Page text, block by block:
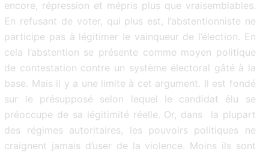
encore, répression et mépris plus que vraisemblables.
En refusant de voter, qui plus est, l’abstentionniste ne
participe pas à légitimer le vainqueur de l’élection. En
cela l’abstention se présente comme moyen politique
de contestation contre un système électoral gâté à la
base. Mais il y a une limite à cet argument. Il est fondé
sur le présupposé selon lequel le candidat élu se
préoccupe de sa légitimité réelle. Or, dans la plupart
des régimes autoritaires, les pouvoirs politiques ne
craignent jamais d’user de la violence. Moins ils sont